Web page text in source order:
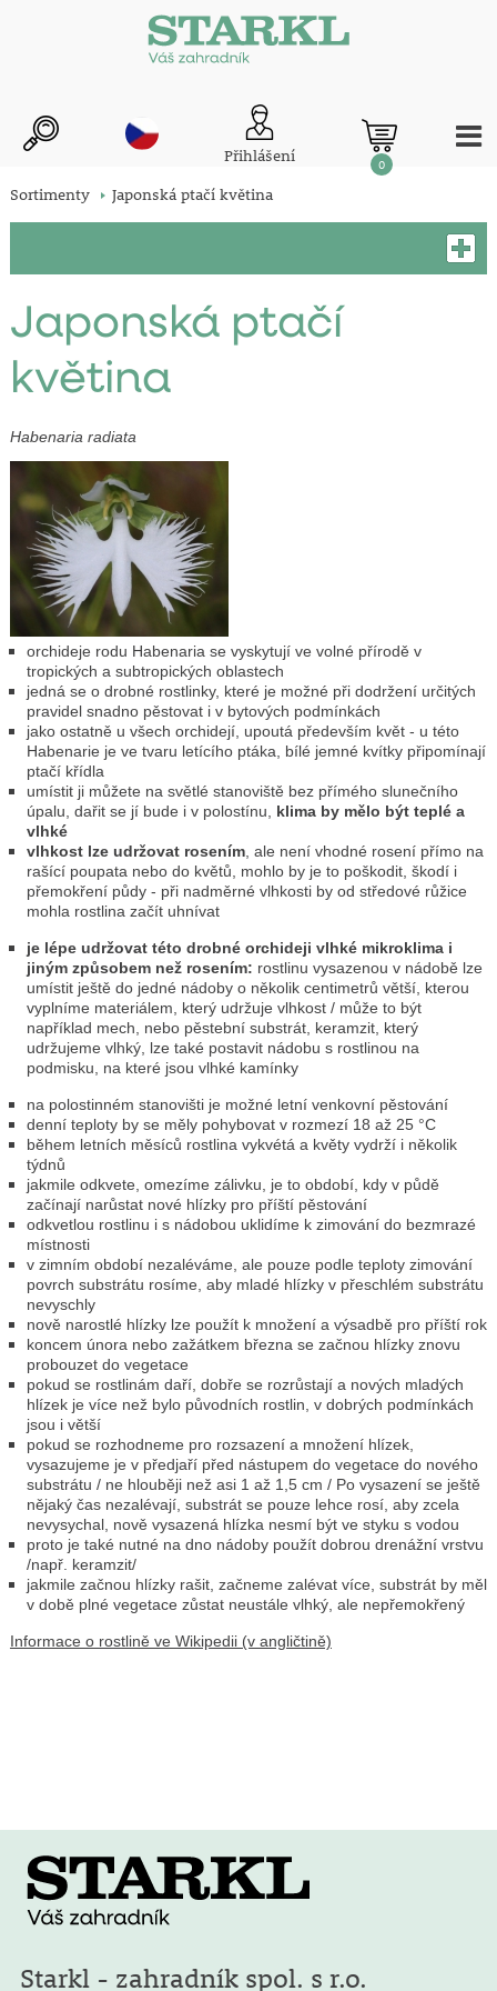
Přihlášení 0
Sortimenty Japonská ptačí květina
Japonská ptačí
květina
Habenaria radiata
orchideje rodu Habenaria se vyskytují ve volné přírodě v
tropických a subtropických oblastech
jedná se o drobné rostlinky, které je možné při dodržení určitých
pravidel snadno pěstovat i v bytových podmínkách
jako ostatně u všech orchidejí, upoutá především květ - u této
Habenarie je ve tvaru letícího ptáka, bílé jemné kvítky připomínají
ptačí křídla
umístit ji můžete na světlé stanoviště bez přímého slunečního
úpalu, dařit se jí bude i v polostínu, klima by mělo být teplé a
vlhké
vlhkost lze udržovat rosením, ale není vhodné rosení přímo na
rašící poupata nebo do květů, mohlo by je to poškodit, škodí i
přemokření půdy - při nadměrné vlhkosti by od středové růžice
mohla rostlina začít uhnívat
je lépe udržovat této drobné orchideji vlhké mikroklima i
jiným způsobem než rosením: rostlinu vysazenou v nádobě lze
umístit ještě do jedné nádoby o několik centimetrů větší, kterou
vyplníme materiálem, který udržuje vlhkost / může to být
například mech, nebo pěstební substrát, keramzit, který
udržujeme vlhký, lze také postavit nádobu s rostlinou na
podmisku, na které jsou vlhké kamínky
na polostinném stanovišti je možné letní venkovní pěstování
denní teploty by se měly pohybovat v rozmezí 18 až 25 °C
během letních měsíců rostlina vykvétá a květy vydrží i několik
týdnů
jakmile odkvete, omezíme zálivku, je to období, kdy v půdě
začínají narůstat nové hlízky pro příští pěstování
odkvetlou rostlinu i s nádobou uklidíme k zimování do bezmrazé
místnosti
v zimním období nezaléváme, ale pouze podle teploty zimování
povrch substrátu rosíme, aby mladé hlízky v přeschlém substrátu
nevyschly
nově narostlé hlízky lze použít k množení a výsadbě pro příští rok
koncem února nebo zažátkem března se začnou hlízky znovu
probouzet do vegetace
pokud se rostlinám daří, dobře se rozrůstají a nových mladých
hlízek je více než bylo původních rostlin, v dobrých podmínkách
jsou i větší
pokud se rozhodneme pro rozsazení a množení hlízek,
vysazujeme je v předjaří před nástupem do vegetace do nového
substrátu / ne hlouběji než asi 1 až 1,5 cm / Po vysazení se ještě
nějaký čas nezalévají, substrát se pouze lehce rosí, aby zcela
nevysychal, nově vysazená hlízka nesmí být ve styku s vodou
proto je také nutné na dno nádoby použít dobrou drenážní vrstvu
/např. keramzit/
jakmile začnou hlízky rašit, začneme zalévat více, substrát by měl
v době plné vegetace zůstat neustále vlhký, ale nepřemokřený
Informace o rostlině ve Wikipedii (v angličtině)
Starkl - zahradník spol. s r.o.